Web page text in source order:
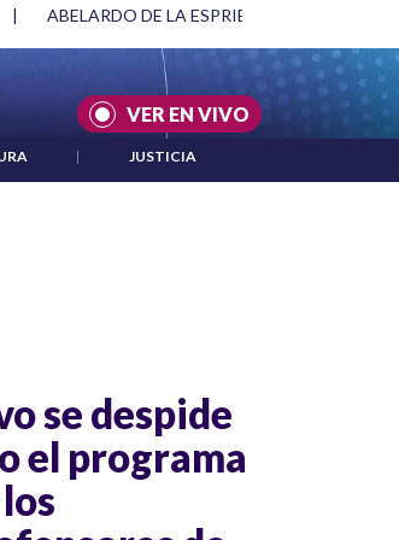
| ABELARDO DE LA ESPRIELLA Y DMG
VER EN VIVO
| JUSTICIA
se despide
el programa